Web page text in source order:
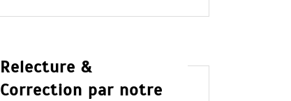
Relecture &
Correction par notre